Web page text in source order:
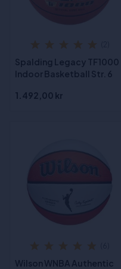
Spalding Legacy TF1000
Indoor Basketball Str. 6
1.492,00 kr
Wilson WNBA Authentic